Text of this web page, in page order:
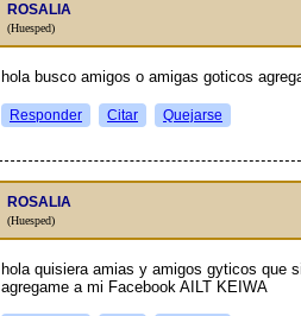
ROSALIA
(Huesped)
hola busco amigos o amigas goticos
Responder Citar Quejarse
ROSALIA
(Huesped)
hola quisiera amias y amigos gуticos que
agregame a mi Facebook AILT KEIWA